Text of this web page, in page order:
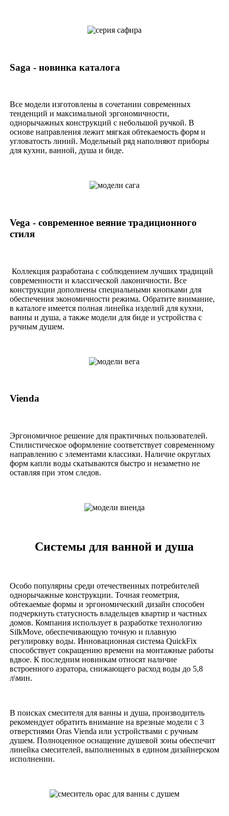
Saga - новинка каталога
Все модели изготовлены в сочетании современных
тенденций и максимальной эргономичности,
однорычажных конструкций с небольшой ручкой. В
основе направления лежит мягкая обтекаемость форм и
угловатость линий. Модельный ряд наполняют приборы
для кухни, ванной, душа и биде.
Vega - современное веяние традиционного
стиля
Коллекция разработана с соблюдением лучших традиций
современности и классической лаконичности. Все
конструкции дополнены специальными кнопками для
обеспечения экономичности режима. Обратите внимание,
в каталоге имеется полная линейка изделий для кухни,
ванны и душа, а также модели для биде и устройства с
ручным душем.
Vienda
Эргономичное решение для практичных пользователей.
Стилистическое оформление соответствует современному
направлению с элементами классики. Наличие округлых
форм капли воды скатываются быстро и незаметно не
оставляя при этом следов.
Системы для ванной и душа
Особо популярны среди отечественных потребителей
однорычажные конструкции. Точная геометрия,
обтекаемые формы и эргономический дизайн способен
подчеркнуть статусность владельцев квартир и частных
домов. Компания использует в разработке технологию
SilkMove, обеспечивающую точную и плавную
регулировку воды. Инновационная система QuickFix
способствует сокращению времени на монтажные работы
вдвое. К последним новинкам относят наличие
встроенного аэратора, снижающего расход воды до 5,8
л\мин.
В поисках смесителя для ванны и душа, производитель
рекомендует обратить внимание на врезные модели с 3
отверстиями Oras Vienda или устройствами с ручным
душем. Полноценное оснащение душевой зоны обеспечит
линейка смесителей, выполненных в едином дизайнерском
исполнении.